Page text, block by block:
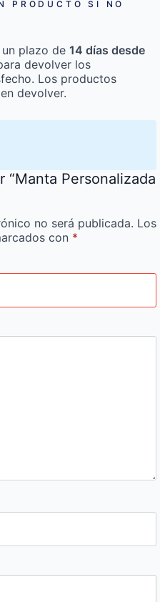
PRODUCTO SI NO
plazo de 14 días desde
devolver los
Los productos
devolver.
“Manta Personalizada
no será publicada. Los
con *